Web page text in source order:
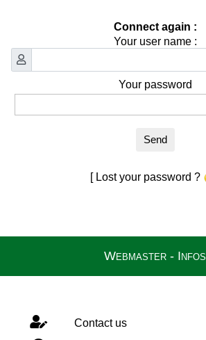
Connect again :
Your user name :
Your password
Send
[ Lost your password ?
Webmaster - Infos
Contact us